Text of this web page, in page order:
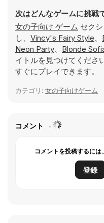
次はどんなゲームに挑戦
女の子向け ゲーム セク
し、 Vincy's Fairy Style、
Neon Party、 Blonde
イトルを見つけてくださ
すぐにプレイできます。
カテゴリ: 女の子向けゲーム
コメント
コメントを投稿するに
登録